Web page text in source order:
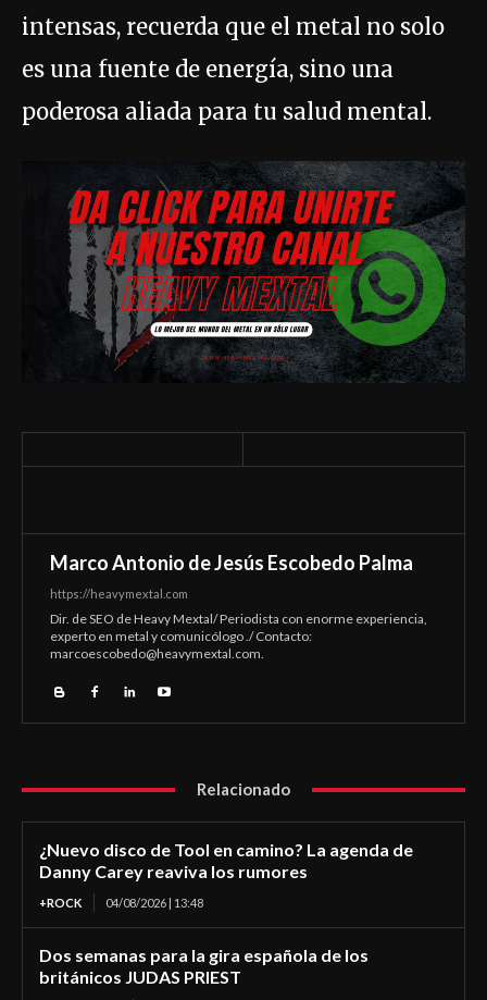
intensas, recuerda que el metal no solo
es una fuente de energía, sino una
poderosa aliada para tu salud mental.
Marco Antonio de Jesús Escobedo Palma
https://heavymextal.com
Dir. de SEO de Heavy Mextal/ Periodista con enorme experiencia,
experto en metal y comunicólogo ./ Contacto:
marcoescobedo@heavymextal.com.
Relacionado
¿Nuevo disco de Tool en camino? La agenda de
Danny Carey reaviva los rumores
+ROCK 04/08/2026 | 13:48
Dos semanas para la gira española de los
británicos JUDAS PRIEST